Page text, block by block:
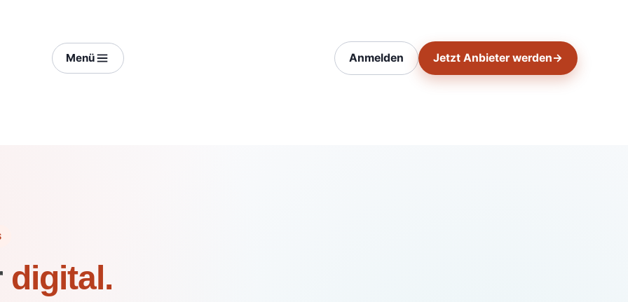
Menü Anmelden Jetzt Anbieter werden→
digital.